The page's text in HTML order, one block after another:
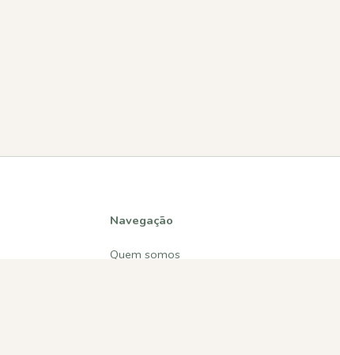
Navegação
Quem somos